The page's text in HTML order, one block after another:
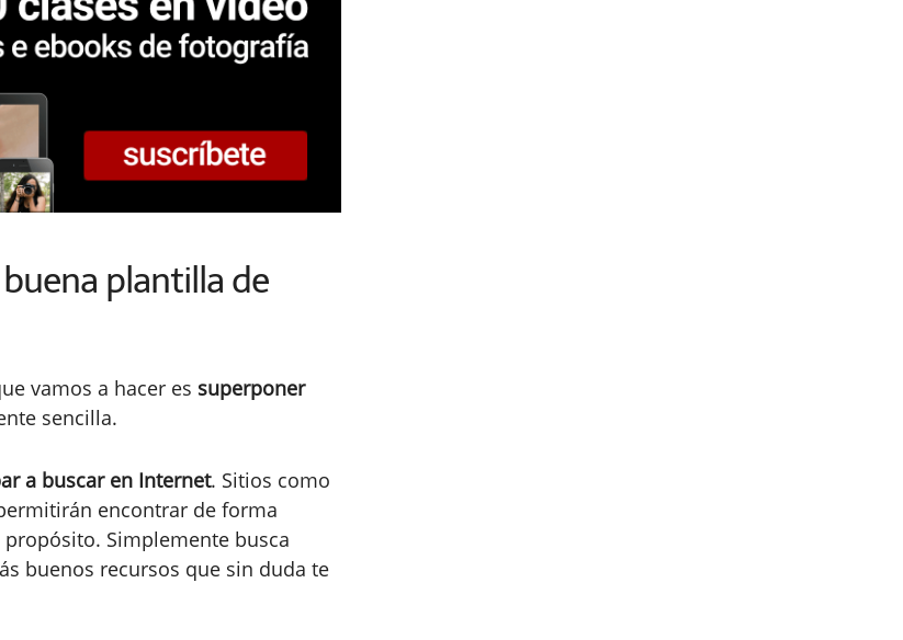
plantilla de
vamos a hacer es superponer
sencilla.
a buscar en Internet. Sitios como
encontrar de forma
Simplemente busca
buenos recursos que sin duda te